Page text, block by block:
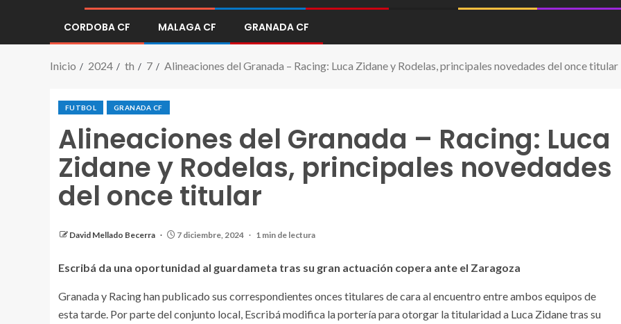
CORDOBA CF MALAGA CF GRANADA CF
Inicio 2024 th 7 Alineaciones del Granada – Racing: Luca Zidane y Rodelas, principales novedades del once titular
FUTBOL GRANADA CF
Alineaciones del Granada – Racing: Luca
Zidane y Rodelas, principales novedades
del once titular
David Mellado Becerra 7 diciembre, 2024 1 min de lectura
Once inicial del Granada para enfrentarse al Racing | Foto: Granada CF.
Escribá da una oportunidad al guardameta tras su gran actuación copera ante el Zaragoza
Granada y Racing han publicado sus correspondientes onces titulares de cara al encuentro entre ambos equipos de
esta tarde. Por parte del conjunto local, Escribá modifica la portería para otorgar la titularidad a Luca Zidane tras su